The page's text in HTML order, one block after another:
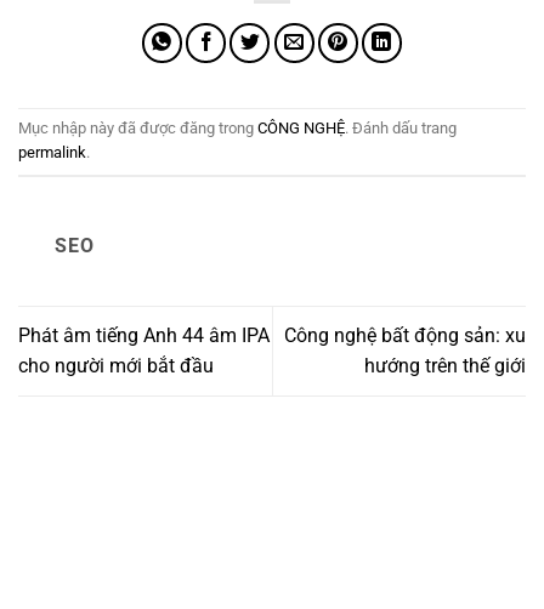
Mục nhập này đã được đăng trong CÔNG NGHỆ. Đánh dấu trang
permalink.
SEO
Phát âm tiếng Anh 44 âm IPA
cho người mới bắt đầu
Công nghệ bất động sản: xu
hướng trên thế giới